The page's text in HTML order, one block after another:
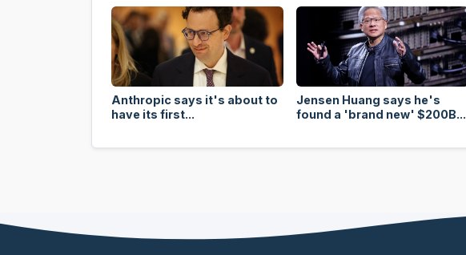
Anthropic says it's about to
have its first...
Jensen Huang says he's
found a 'brand new' $200B...